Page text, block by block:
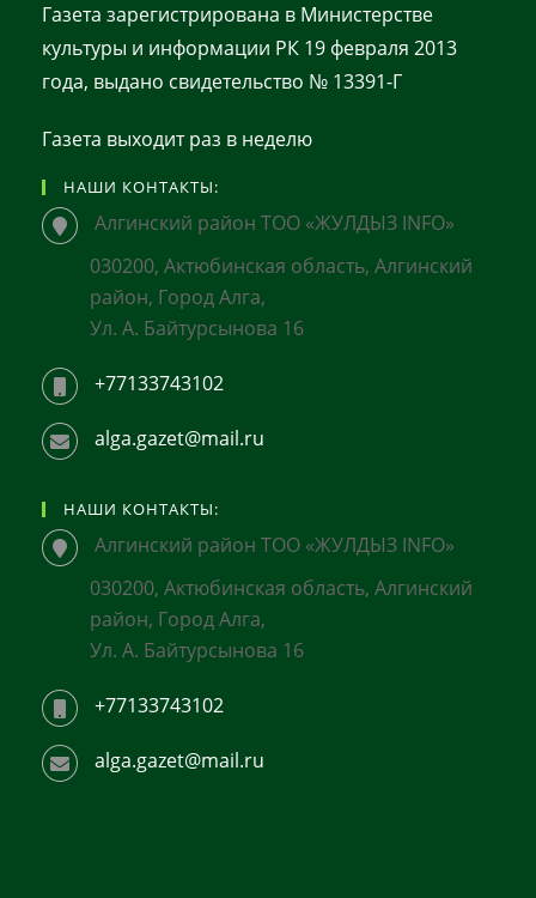
Газета зарегистрирована в Министерстве
культуры и информации РК 19 февраля 2013
года, выдано свидетельство № 13391-Г
Газета выходит раз в неделю
НАШИ КОНТАКТЫ:
Алгинский район ТОО «ЖУЛДЫЗ INFO»
030200, Актюбинская область, Алгинский
район, Город Алга,
Ул. А. Байтурсынова 16
+77133743102
alga.gazet@mail.ru
НАШИ КОНТАКТЫ:
Алгинский район ТОО «ЖУЛДЫЗ INFO»
030200, Актюбинская область, Алгинский
район, Город Алга,
Ул. А. Байтурсынова 16
+77133743102
alga.gazet@mail.ru